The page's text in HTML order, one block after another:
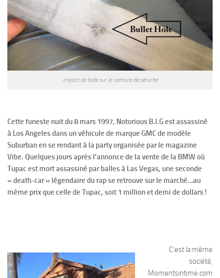
Impact de balle sur la ceinture de sécurité
Cette funeste nuit du 8 mars 1997, Notorious B.I.G est assassiné
à Los Angeles dans un véhicule de marque GMC de modèle
Suburban en se rendant à la party organisée par le magazine
Vibe. Quelques jours après l’annonce de la vente de la BMW où
Tupac est mort assassiné par balles à Las Vegas, une seconde
« death-car » légendaire du rap se retrouve sur le marché…au
même prix que celle de Tupac, soit 1 million et demi de dollars !
C’est la même
société,
Momentsintime.com